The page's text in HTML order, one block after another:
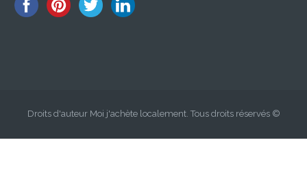
Droits d'auteur Moi j'achète localement. Tous droits réservés ©